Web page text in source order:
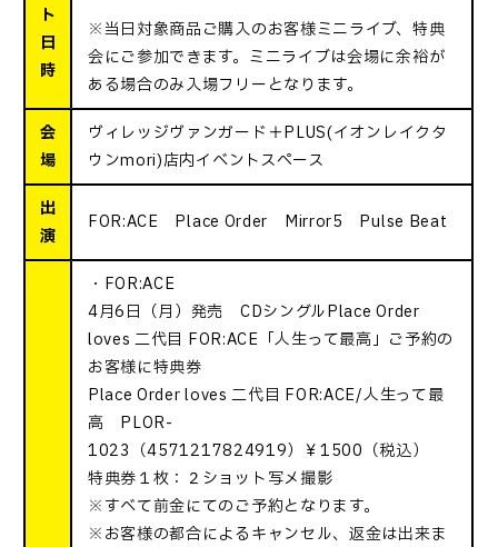
ト
日
時
※当日対象商品ご購入のお客様ミニライブ、特典
会にご参加できます。ミニライブは会場に余裕が
ある場合のみ入場フリーとなります。
会
場
ヴィレッジヴァンガード＋PLUS(イオンレイクタ
ウンmori)店内イベントスペース
出
演
FOR:ACE Place Order Mirror5 Pulse Beat
・FOR:ACE
4月6日（月）発売 CDシングルPlace Order
loves 二代目 FOR:ACE「人生って最高」ご予約の
お客様に特典券
Place Order loves 二代目 FOR:ACE/人生って最
高 PLOR-
1023（4571217824919）￥1500（税込）
特典券１枚：２ショット写メ撮影
※すべて前金にてのご予約となります。
※お客様の都合によるキャンセル、返金は出来ま